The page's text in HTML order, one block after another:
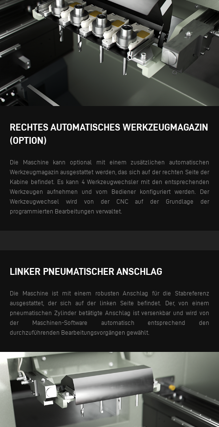
RECHTES AUTOMATISCHES WERKZEUGMAGAZIN
(OPTION)
Die Maschine kann optional mit einem zusätzlichen automatischen
Werkzeugmagazin ausgestattet werden, das sich auf der rechten Seite der
Kabine befindet. Es kann 4 Werkzeugwechsler mit den entsprechenden
Werkzeugen aufnehmen und vom Bediener konfiguriert werden. Der
Werkzeugwechsel wird von der CNC auf der Grundlage der
programmierten Bearbeitungen verwaltet.
LINKER PNEUMATISCHER ANSCHLAG
Die Maschine ist mit einem robusten Anschlag für die Stabreferenz
ausgestattet, der sich auf der linken Seite befindet. Der, von einem
pneumatischen Zylinder betätigte Anschlag ist versenkbar und wird von
der Maschinen-Software automatisch entsprechend den
durchzuführenden Bearbeitungsvorgängen gewählt.